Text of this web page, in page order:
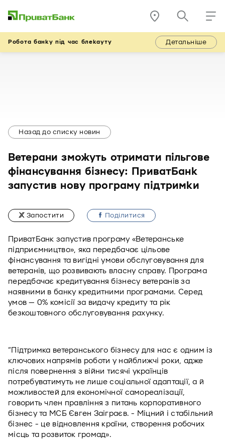
Робота банку під час блекауту Детальніше
Назад до списку новин
Ветерани зможуть отримати пільгове
фінансування бізнесу: ПриватБанк
запустив нову програму підтримки
Запостити Подiлитися
ПриватБанк запустив програму «Ветеранське
підприємництво», яка передбачає цільове
фінансування та вигідні умови обслуговування для
ветеранів, що розвивають власну справу. Програма
передбачає кредитування бізнесу ветеранів за
наявними в банку кредитними програмами. Серед
умов — 0% комісії за видачу кредиту та рік
безкоштовного обслуговування рахунку.
“Підтримка ветеранського бізнесу для нас є одним із
ключових напрямів роботи у найближчі роки, адже
після повернення з війни тисячі українців
потребуватимуть не лише соціальної адаптації, а й
можливостей для економічної самореалізації,
говорить член правління з питань корпоративного
бізнесу та МСБ Євген Заіграєв. - Міцний і стабільний
бізнес - це відновлення країни, створення робочих
місць та розвиток громад».